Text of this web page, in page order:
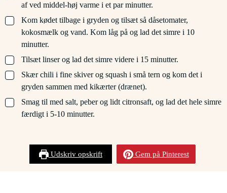
af ved middel-høj varme i et par minutter.
▢
Kom kødet tilbage i gryden og tilsæt så dåsetomater,
kokosmælk og vand. Kom låg på og lad det simre i 10
minutter.
▢
Tilsæt linser og lad det simre videre i 15 minutter.
▢
Skær chili i fine skiver og squash i små tern og kom det i
gryden sammen med kikærter (drænet).
▢
Smag til med salt, peber og lidt citronsaft, og lad det hele simre
færdigt i 5-10 minutter.
Udskriv opskrift Gem på Pinterest